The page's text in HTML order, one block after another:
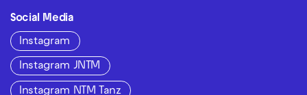
Social Media
Instagram
Instagram JNTM
Instagram NTM Tanz